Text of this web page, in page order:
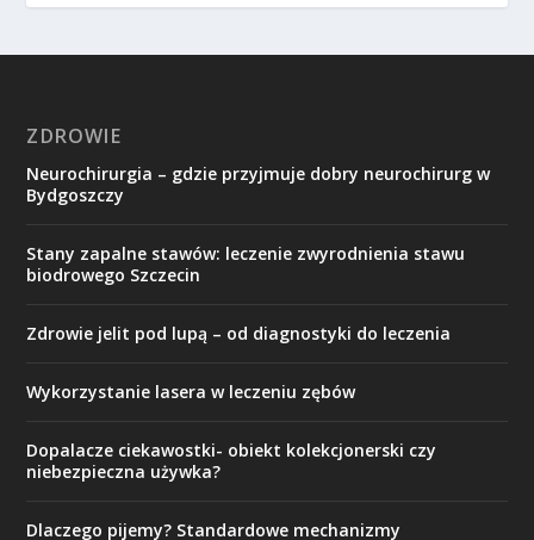
ZDROWIE
Neurochirurgia – gdzie przyjmuje dobry neurochirurg w
Bydgoszczy
Stany zapalne stawów: leczenie zwyrodnienia stawu
biodrowego Szczecin
Zdrowie jelit pod lupą – od diagnostyki do leczenia
Wykorzystanie lasera w leczeniu zębów
Dopalacze ciekawostki- obiekt kolekcjonerski czy
niebezpieczna używka?
Dlaczego pijemy? Standardowe mechanizmy